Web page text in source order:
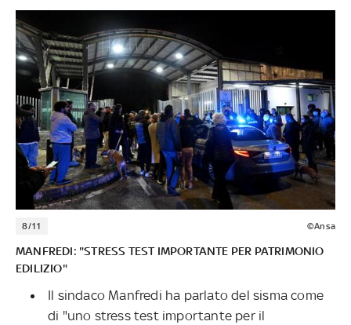
8/11 ©Ansa
MANFREDI: "STRESS TEST IMPORTANTE PER PATRIMONIO
EDILIZIO"
Il sindaco Manfredi ha parlato del sisma come
di "uno stress test importante per il